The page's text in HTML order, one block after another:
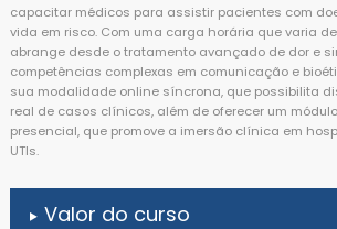
capacitar médicos para assistir pacientes com
vida em risco. Com uma carga horária que varia
abrange desde o tratamento avançado de dor e
competências complexas em comunicação e
sua modalidade online síncrona, que possibilita
real de casos clínicos, além de oferecer um
presencial, que promove a imersão clínica em
UTIs.
Valor do curso